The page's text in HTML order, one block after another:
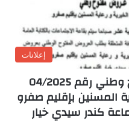
إعلانات
إعلان عن طلب عروض مفتوح وطني رقم 04/2025
المسنين بإقليم صفرو
كندر سيدي خيار